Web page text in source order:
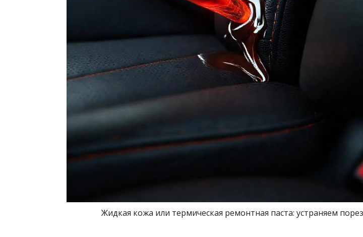
Жидкая кожа или термическая ремонтная паста: устраняем